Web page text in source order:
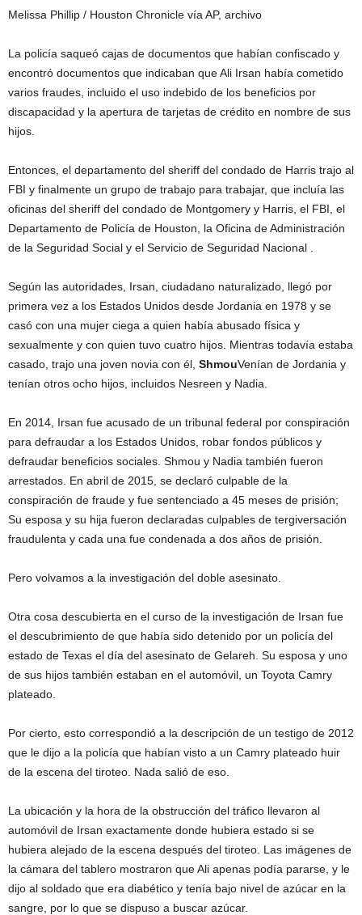
Melissa Phillip / Houston Chronicle vía AP, archivo
La policía saqueó cajas de documentos que habían confiscado y
encontró documentos que indicaban que Ali Irsan había cometido
varios fraudes, incluido el uso indebido de los beneficios por
discapacidad y la apertura de tarjetas de crédito en nombre de sus
hijos.
Entonces, el departamento del sheriff del condado de Harris trajo al
FBI y finalmente un grupo de trabajo para trabajar, que incluía las
oficinas del sheriff del condado de Montgomery y Harris, el FBI, el
Departamento de Policía de Houston, la Oficina de Administración
de la Seguridad Social y el Servicio de Seguridad Nacional .
Según las autoridades, Irsan, ciudadano naturalizado, llegó por
primera vez a los Estados Unidos desde Jordania en 1978 y se
casó con una mujer ciega a quien había abusado física y
sexualmente y con quien tuvo cuatro hijos. Mientras todavía estaba
casado, trajo una joven novia con él, ShmouVenían de Jordania y
tenían otros ocho hijos, incluidos Nesreen y Nadia.
En 2014, Irsan fue acusado de un tribunal federal por conspiración
para defraudar a los Estados Unidos, robar fondos públicos y
defraudar beneficios sociales. Shmou y Nadia también fueron
arrestados. En abril de 2015, se declaró culpable de la
conspiración de fraude y fue sentenciado a 45 meses de prisión;
Su esposa y su hija fueron declaradas culpables de tergiversación
fraudulenta y cada una fue condenada a dos años de prisión.
Pero volvamos a la investigación del doble asesinato.
Otra cosa descubierta en el curso de la investigación de Irsan fue
el descubrimiento de que había sido detenido por un policía del
estado de Texas el día del asesinato de Gelareh. Su esposa y uno
de sus hijos también estaban en el automóvil, un Toyota Camry
plateado.
Por cierto, esto correspondió a la descripción de un testigo de 2012
que le dijo a la policía que habían visto a un Camry plateado huir
de la escena del tiroteo. Nada salió de eso.
La ubicación y la hora de la obstrucción del tráfico llevaron al
automóvil de Irsan exactamente donde hubiera estado si se
hubiera alejado de la escena después del tiroteo. Las imágenes de
la cámara del tablero mostraron que Ali apenas podía pararse, y le
dijo al soldado que era diabético y tenía bajo nivel de azúcar en la
sangre, por lo que se dispuso a buscar azúcar.